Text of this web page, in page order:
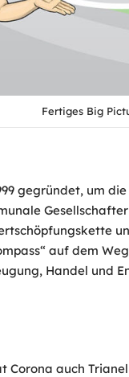
Fertiges Big
gegründet, um
auf dem
Handel und
Corona auch